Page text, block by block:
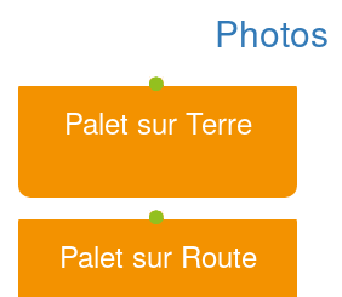
Photos
Palet sur Terre
Palet sur Route